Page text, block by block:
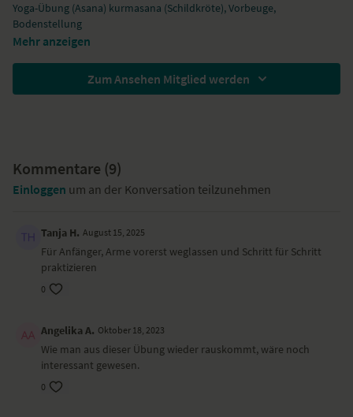
Yoga-Übung (Asana) kurmasana (Schildkröte), Vorbeuge,
Bodenstellung
Mehr anzeigen
Zum Ansehen Mitglied werden
Kommentare (9)
Einloggen um an der Konversation teilzunehmen
Tanja H. August 15, 2025
Für Anfänger, Arme vorerst weglassen und Schritt für Schritt
praktizieren
0
Angelika A. Oktober 18, 2023
Wie man aus dieser Übung wieder rauskommt, wäre noch
interessant gewesen.
0